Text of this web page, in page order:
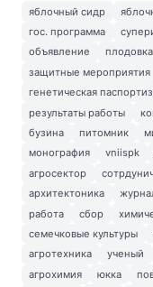
яблочный сидр
гос. программа
объявление
плодовка
защитные мероприятия
генетическая
результаты работы
бузина
питомник
монография
vniispk
агросектор
архитектоника
работа
сбор
семечковые культуры
агротехника
ученый
агрохимия
юкка